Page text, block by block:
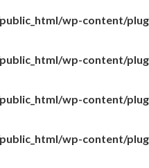
wp-content/
wp-content/
wp-content/
wp-content/